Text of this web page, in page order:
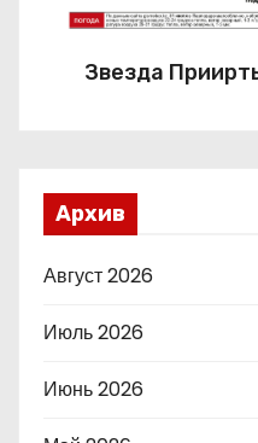
Звезда
Архив
Август 2026
Июль 2026
Июнь 2026